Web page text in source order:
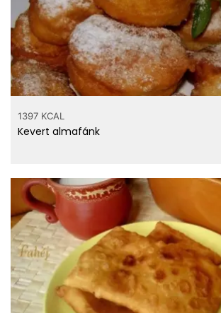
1397 KCAL
Kevert almafánk